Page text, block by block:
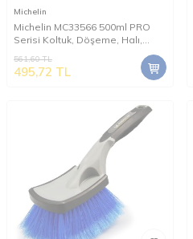
Michelin
Michelin MC33566 500ml PRO
Serisi Koltuk, Döşeme, Halı,
Giderici Sprey
561,60TL
495,72 TL